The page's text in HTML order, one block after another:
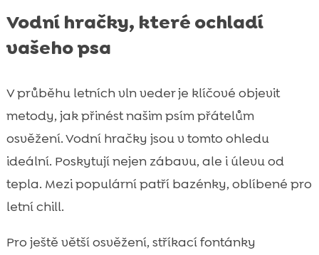
Vodní hračky, které ochladí
vašeho psa
V průběhu letních vln veder je klíčové objevit
metody, jak přinést našim psím přátelům
osvěžení. Vodní hračky jsou v tomto ohledu
ideální. Poskytují nejen zábavu, ale i úlevu od
tepla. Mezi populární patří bazénky, oblíbené pro
letní chill.
Pro ještě větší osvěžení, stříkací fontánky